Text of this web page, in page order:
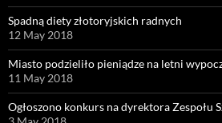
Spadną diety złotoryjskich radnych
12 May 2018
Miasto podzieliło pieniądze na letni
11 May 2018
Ogłoszono konkurs na dyrektora Zespołu